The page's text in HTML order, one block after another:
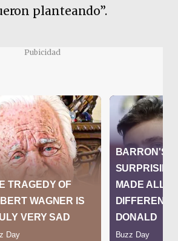
planteando”.
Pubicidad